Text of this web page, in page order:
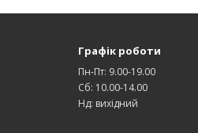
Графік роботи
Пн-Пт: 9.00-19.00
Сб: 10.00-14.00
Нд: вихідний